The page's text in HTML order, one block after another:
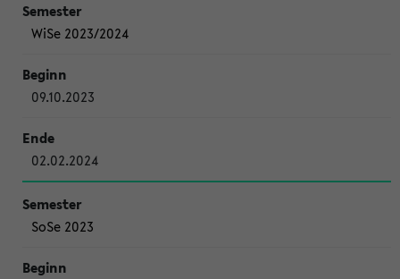
WiSe 2023/2024
09.10.2023
02.02.2024
SoSe 2023